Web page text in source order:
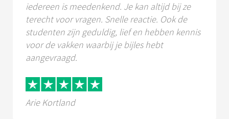
iedereen is meedenkend. Je kan altijd bij ze
terecht voor vragen. Snelle reactie. Ook de
studenten zijn geduldig, lief en hebben kennis
voor de vakken waarbij je bijles hebt
aangevraagd.
Arie Kortland